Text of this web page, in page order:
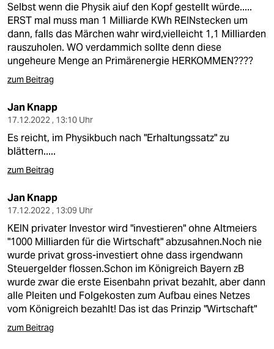
Selbst wenn die Physik aiuf den Kopf gestellt würde.....
ERST mal muss man 1 Milliarde KWh REINstecken um
dann, falls das Märchen wahr wird,vielleicht 1,1 Milliarden
rauszuholen. WO verdammich sollte denn diese
ungeheure Menge an Primärenergie HERKOMMEN????
zum Beitrag
Jan Knapp
17.12.2022 , 13:10 Uhr
Es reicht, im Physikbuch nach "Erhaltungssatz" zu
blättern.....
zum Beitrag
Jan Knapp
17.12.2022 , 13:09 Uhr
KEIN privater Investor wird "investieren" ohne Altmeiers
"1000 Milliarden für die Wirtschaft" abzusahnen.Noch nie
wurde privat gross-investiert ohne dass irgendwann
Steuergelder flossen.Schon im Königreich Bayern zB
wurde zwar die erste Eisenbahn privat bezahlt, aber dann
alle Pleiten und Folgekosten zum Aufbau eines Netzes
vom Königreich bezahlt! Das ist das Prinzip "Wirtschaft"
zum Beitrag